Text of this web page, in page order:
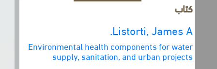
Listorti, James A.
Environmental health components for water
supply, sanitation, and urban projects